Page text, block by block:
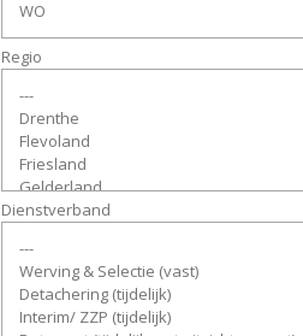
Regio
Dienstverband